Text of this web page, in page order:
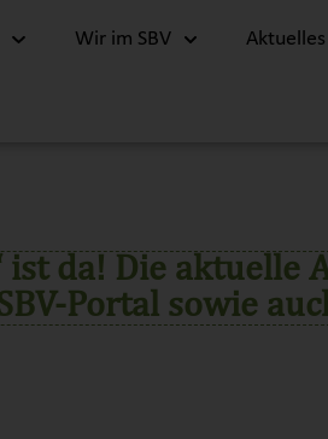
Wir im SBV Aktuelles
ist da! Die aktuelle
Portal sowie